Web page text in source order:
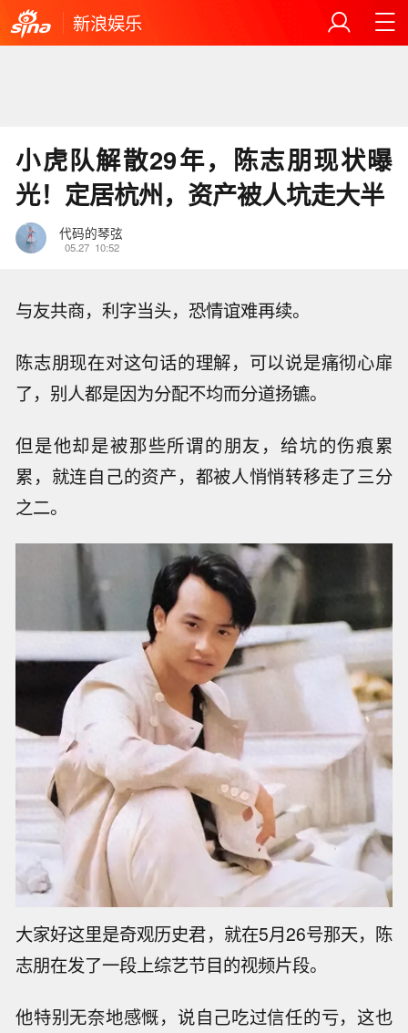
新浪娱乐
小虎队解散29年，陈志朋现状曝
光！定居杭州，资产被人坑走大半
代码的琴弦
05.27 10:52
与友共商，利字当头，恐情谊难再续。
陈志朋现在对这句话的理解，可以说是痛彻心扉
了，别人都是因为分配不均而分道扬镳。
但是他却是被那些所谓的朋友，给坑的伤痕累
累，就连自己的资产，都被人悄悄转移走了三分
之二。
大家好这里是奇观历史君，就在5月26号那天，陈
志朋在发了一段上综艺节目的视频片段。
他特别无奈地感慨，说自己吃过信任的亏，这也